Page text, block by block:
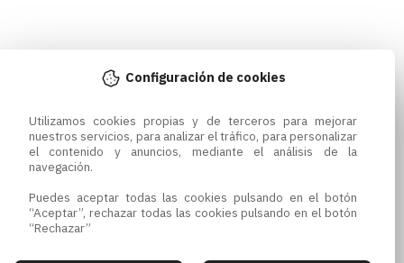
Configuración de cookies
Utilizamos cookies propias y de terceros para mejorar
nuestros servicios, para analizar el tráfico, para personalizar
el contenido y anuncios, mediante el análisis de la
navegación.
Puedes aceptar todas las cookies pulsando en el botón
“Aceptar”, rechazar todas las cookies pulsando en el botón
“Rechazar”